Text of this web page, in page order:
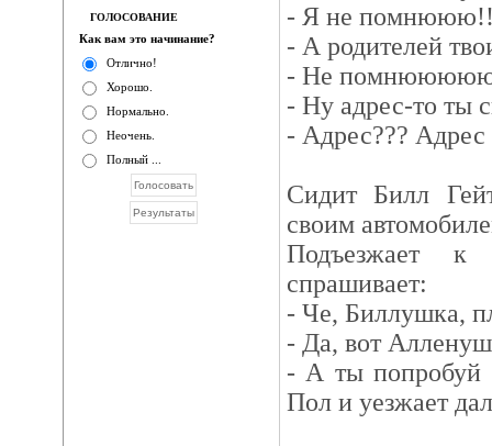
ГОЛОСОВАНИЕ
Как вам это начинание?
Отлично!
Хорошо.
Нормально.
Неочень.
Полный ...
- Я не
- А родителей
- Не
- Ну адрес-то ты
- Адрес???
Сидит Билл
своим
Подъезжает
спрашивает:
- Че, Биллушка,
- Да, вот
- А ты попробуй
Пол и уезжает